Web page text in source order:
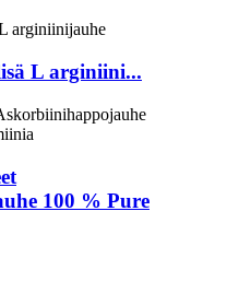
L arginiini...
100 % Pure